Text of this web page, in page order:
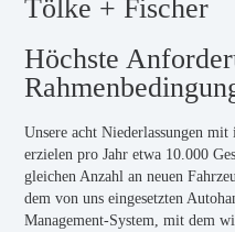
Tölke + Fischer
Höchste
Unsere acht Niederlassungen
erzielen pro Jahr etwa 10.000
gleichen Anzahl an neuen
dem von uns eingesetzten
Management-System, mit dem